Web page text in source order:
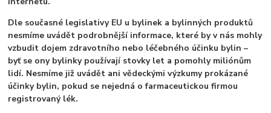
Dle současné legislativy EU u bylinek a bylinných produktů
nesmíme uvádět podrobnější informace, které by v nás mohly
vzbudit dojem zdravotního nebo léčebného účinku bylin –
byť se ony bylinky používají stovky let a pomohly miliónům
lidí. Nesmíme již uvádět ani vědeckými výzkumy prokázané
účinky bylin, pokud se nejedná o farmaceutickou firmou
registrovaný lék.